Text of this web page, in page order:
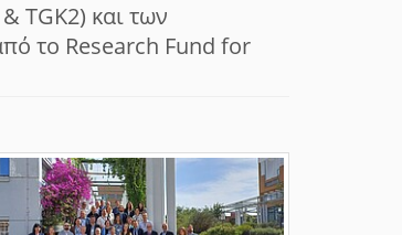
TGK2) και των
το Research Fund for